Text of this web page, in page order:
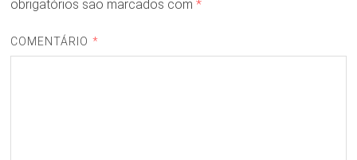
obrigatórios são marcados com *
COMENTÁRIO *